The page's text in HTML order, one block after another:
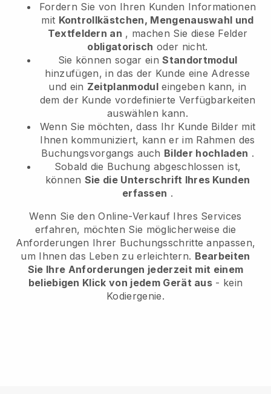
Fordern Sie von Ihren Kunden Informationen
mit Kontrollkästchen, Mengenauswahl und
Textfeldern an , machen Sie diese Felder
obligatorisch oder nicht.
Sie können sogar einStandortmodul
hinzufügen, in das der Kunde eine Adresse
und ein Zeitplanmoduleingeben kann, in
dem der Kunde vordefinierte Verfügbarkeiten
auswählen kann.
Wenn Sie möchten, dass Ihr Kunde Bilder mit
Ihnen kommuniziert, kann er im Rahmen des
Buchungsvorgangs auch Bilder hochladen .
Sobald die Buchung abgeschlossen ist,
können Sie die Unterschrift Ihres Kunden
erfassen .
Wenn Sie den Online-Verkauf Ihres Services
erfahren, möchten Sie möglicherweise die
Anforderungen Ihrer Buchungsschritte anpassen,
um Ihnen das Leben zu erleichtern. Bearbeiten
Sie Ihre Anforderungen jederzeit mit einem
beliebigen Klick von jedem Gerät aus - kein
Kodiergenie.